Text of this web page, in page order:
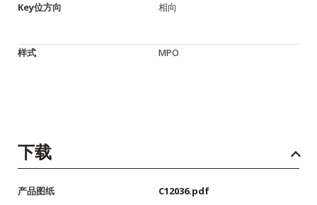
Key位方向 相向
样式 MPO
下载
产品图纸 C12036.pdf